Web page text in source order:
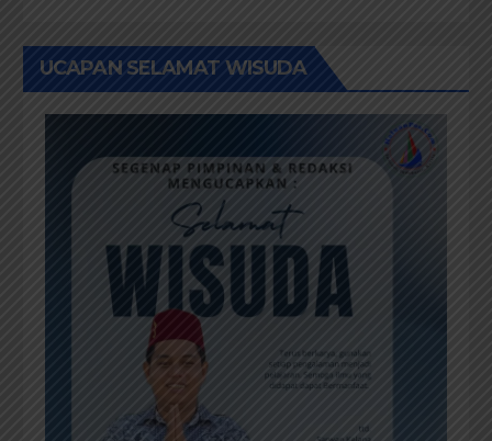
UCAPAN SELAMAT WISUDA